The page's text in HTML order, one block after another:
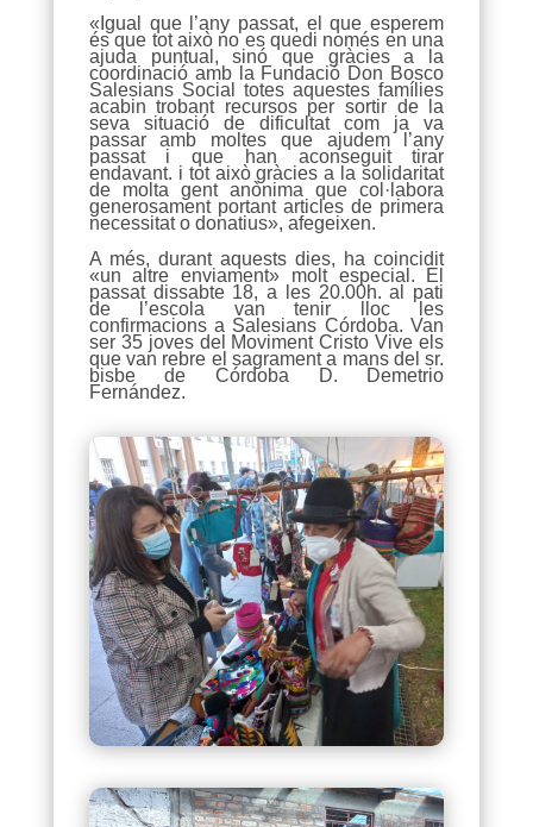
«Igual que l’any passat, el que esperem
és que tot això no es quedi només en una
ajuda puntual, sinó que gràcies a la
coordinació amb la Fundació Don Bosco
Salesians Social totes aquestes famílies
acabin trobant recursos per sortir de la
seva situació de dificultat com ja va
passar amb moltes que ajudem l’any
passat i que han aconseguit tirar
endavant. i tot això gràcies a la solidaritat
de molta gent anònima que col·labora
generosament portant articles de primera
necessitat o donatius», afegeixen.
A més, durant aquests dies, ha coincidit
«un altre enviament» molt especial. El
passat dissabte 18, a les 20.00h. al pati
de l’escola van tenir lloc les
confirmacions a Salesians Córdoba. Van
ser 35 joves del Moviment Cristo Vive els
que van rebre el sagrament a mans del sr.
bisbe de Córdoba D. Demetrio
Fernández.